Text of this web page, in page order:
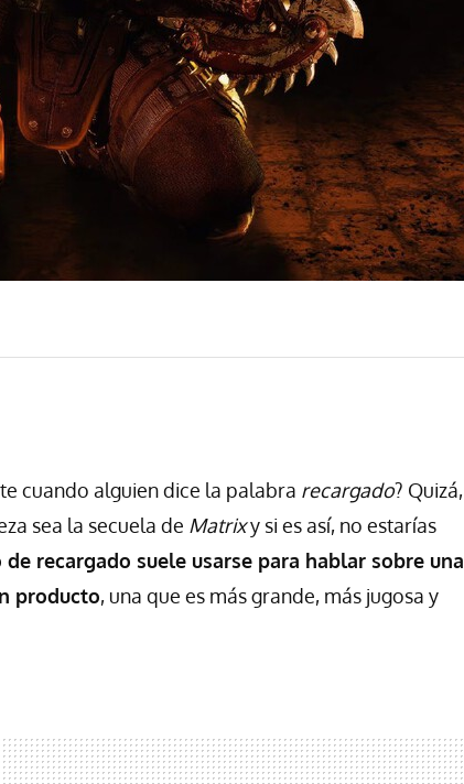
cuando alguien dice la palabra recargado? Quizá,
sea la secuela de Matrixy si es así, no estarías
recargado suele usarse para hablar sobre una
producto, una que es más grande, más jugosa y